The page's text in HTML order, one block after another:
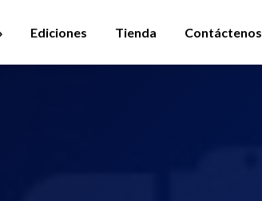
Ediciones Tienda Contáctenos